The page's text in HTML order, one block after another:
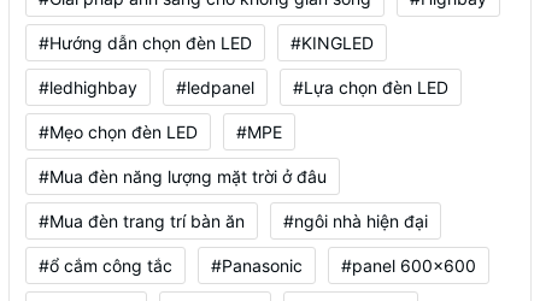
#Hướng dẫn chọn đèn LED #KINGLED
#ledhighbay #ledpanel #Lựa chọn đèn LED
#Mẹo chọn đèn LED #MPE
#Mua đèn năng lượng mặt trời ở đâu
#Mua đèn trang trí bàn ăn #ngôi nhà hiện đại
#ổ cắm công tắc #Panasonic #panel 600x600